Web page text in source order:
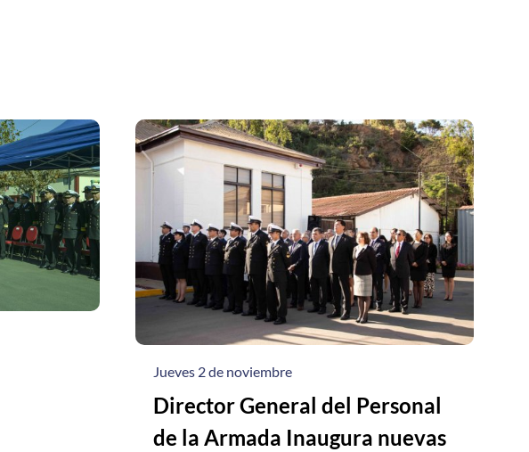
Jueves 2 de noviembre
Director General del Personal
de la Armada Inaugura nuevas